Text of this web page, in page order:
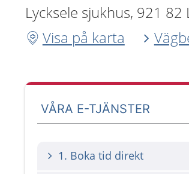
Lycksele sjukhus, 921 82
Visa på karta
VÅRA E-TJÄNSTER
1. Boka tid direkt